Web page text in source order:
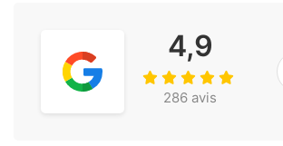
4,9
286 avis